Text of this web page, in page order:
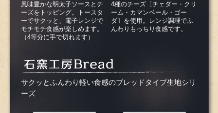
風味豊かな明太子ソースとチ
ーズをトッピング。トースタ
ーでサクッと、電子レンジで
モチモチ食感が楽しめます。
（4等分に手で切れます）
4種のチーズ〔チェダー・クリ
ーム・カマンベール・ゴー
ダ〕を使用。レンジ調理でふ
んわりもっちり食感です。
サクッとふんわり軽い食感のブレッドタイプ生地シリ
ーズ